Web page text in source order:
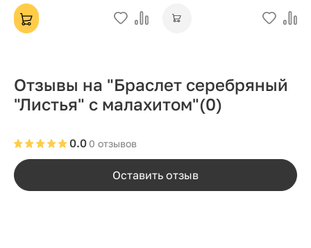
Отзывы на "Браслет серебряный
"Листья" с малахитом"(0)
0 отзывов
0.0
Оставить отзыв